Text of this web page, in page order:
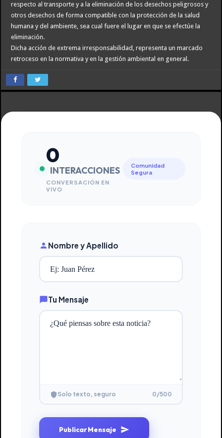
respecto al transporte y a la eliminación de los desechos peligrosos y
otros desechos de forma compatible con la protección de la salud
humana y del ambiente, sea cual fuere el lugar en que se efectúe la
eliminación.
Dicha acción de extrema irresponsabilidad, representa un marcado
retroceso en la normativa y en la gestión ambiental en general.
0
INTERACCIONES
CONVERSACIÓN EN
VIVO
Comunidad
Segura
Nombre y Apellido
Tu Mensaje
Solo texto, seguro 0/500
Publicar Mensaje